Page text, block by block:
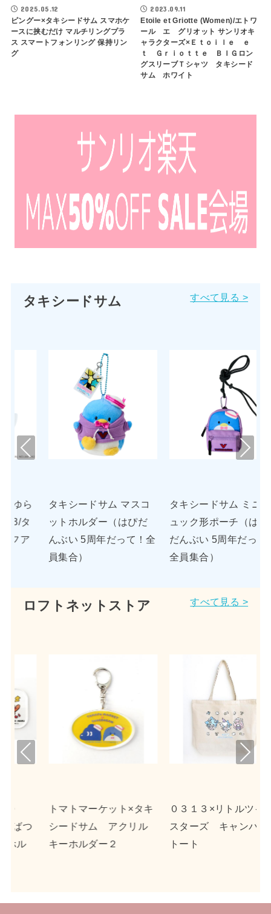
2025.05.12
ピングー×タキシードサム スマホケ
ースに挟むだけ マルチリングプラ
ス スマートフォンリング 保持リン
グ
2023.09.11
Etoile et Griotte (Women)/エトワ
ール エ グリオット サンリオキ
ャラクターズ×Ｅｔｏｉｌｅ ｅ
ｔ Ｇｒｉｏｔｔｅ ＢＩＧロン
グスリーブＴシャツ タキシード
サム ホワイト
タキシードサム すべて見る >
マスコ
ぴだ
て！全
タキシードサム ミニリ
ュック形ポーチ（はぴ
だんぶい 5周年だって！
全員集合）
サラサクリップ ボー
ペン 0.5mm ゲルイ
サンリオキャラクタ
ズ タキシードサム
Pre
Nex
ロフトネットストア すべて見る >
×タキ
リル
０３１３×リトルツイン
スターズ キャンバス
トート
ｎｓｎ×ポチャッコ
クリルキーホルダー
Pre
Nex